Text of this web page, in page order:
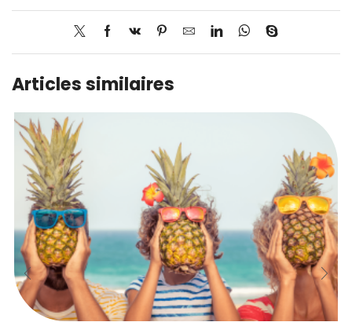
Articles similaires